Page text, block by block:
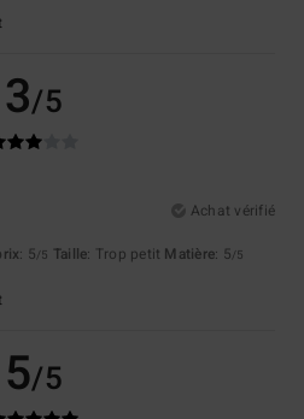
3/5
Achat vérifié
: 5/5 Taille: Trop petit Matière: 5/5
5/5